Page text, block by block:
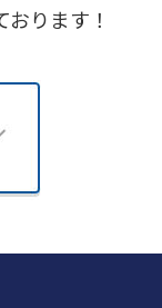
ります！